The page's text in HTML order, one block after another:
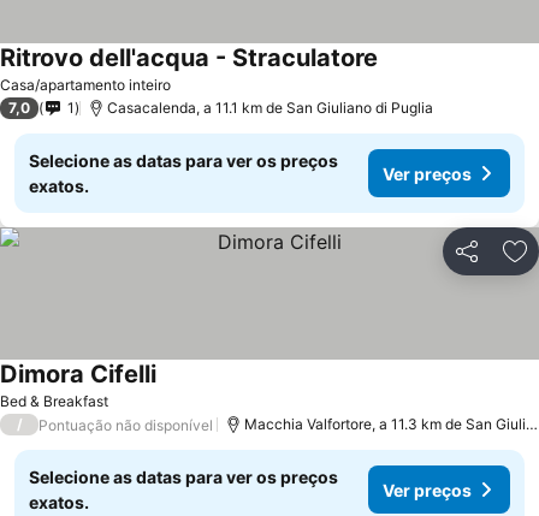
Casa/apartamento inteiro
Ritrovo dell'acqua - Straculatore
7,0 1 Casacalenda, a 11.1 km de San Giuliano di Puglia
Selecione as datas para ver os preços
exatos.
Ver preços
Partilhar
Bed & Breakfast
Dimora Cifelli
/ Pontuação não disponível Macchia Valfortore, a 11.3 km de San Giuliano di Puglia
Selecione as datas para ver os preços
exatos.
Ver preços